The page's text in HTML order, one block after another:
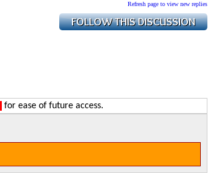
Refresh page to view new replies
for ease of future access.